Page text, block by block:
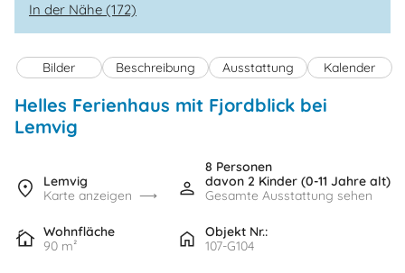
In der Nähe (172)
Bilder Beschreibung Ausstattung Kalender
Helles Ferienhaus mit Fjordblick bei
Lemvig
Lemvig
Karte anzeigen
8 Personen
davon 2 Kinder (0-11 Jahre alt)
Gesamte Ausstattung sehen
Wohnfläche
90 m²
Objekt Nr.:
107-G104